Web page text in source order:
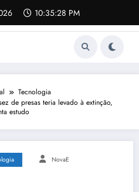
10:35:29 PM
Tecnologia
de presas teria levado à extinção,
estudo
NovaE